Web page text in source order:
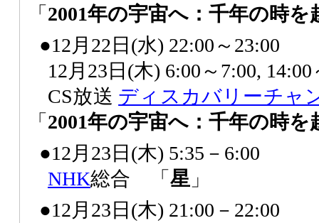
「 2001年の宇宙へ：千年の時を
●12月22日(水) 22:00～23:00
12月23日(木) 6:00～7:00,
CS放送 ディスカバリーチャ
「 2001年の宇宙へ：千年の時を
●12月23日(木) 5:35－6:00
NHK総合 「 星 」
●12月23日(木) 21:00－22:00